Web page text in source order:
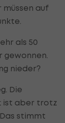
müssen auf
als 50
gewonnen.
nieder?
Die
ist aber trotz
stimmt